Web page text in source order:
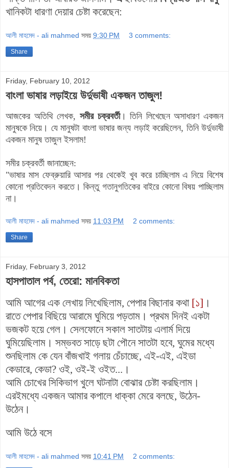
খানিকটা ধারণা দেয়ার চেষ্টা করেছেন:
আলী মাহমেদ - ali mahmed সময় 9:30 PM 3 comments:
Share
Friday, February 10, 2012
বাংলা ভাষার লড়াইয়ে উর্দুভাষী একজন তাজুল!
আজকের অতিথি লেখক, সমীর চক্রবর্তী। তিনি লিখেছেন অসাধারণ একজন
মানুষকে নিয়ে। যে মানুষটা বাংলা ভাষার জন্য লড়াই করেছিলেন, তিনি উর্দুভাষী
একজন মানুষ তাজুল ইসলাম!
সমীর চক্রবর্তী জানাচ্ছেন:
"ভাষার মাস ফেব্রুয়ারি আসার পর থেকেই খুব করে চাচ্ছিলাম এ নিয়ে বিশেষ
কোনো প্রতিবেদন করতে। কিন্তু গতানুগতিকের বাইরে কোনো বিষয় পাচ্ছিলাম
না।
আলী মাহমেদ - ali mahmed সময় 11:03 PM 2 comments:
Share
Friday, February 3, 2012
হাসপাতাল পর্ব, তেরো: মানবিকতা
আমি আগের এক লেখায় লিখেছিলাম, পেপার বিছানার কথা [১] ।
রাতে পেপার বিছিয়ে আরামে ঘুমিয়ে পড়তাম। প্রথম দিনই একটা
ভজকট হয়ে গেল। সেলফোনে সকাল সাতটায় এলার্ম দিয়ে
ঘুমিয়েছিলাম। সম্ভবত সাড়ে ছটা পৌনে সাতটা হবে, ঘুমের মধ্যে
শুনছিলাম কে যেন বাঁজখাই গলায় চেঁচাচ্ছে, এই-এই, এইডা
কেডারে, কেডা? ওই, ওই-ই ওইত...।
আমি চোখের সিকিভাগ খুলে ঘটনাটা বোঝার চেষ্টা করছিলাম।
এরইমধ্যে একজন আমার কপালে ধাক্কা মেরে বলছে, উঠেন-
উঠেন।
আমি উঠে বসে
আলী মাহমেদ - ali mahmed সময় 10:41 PM 2 comments: